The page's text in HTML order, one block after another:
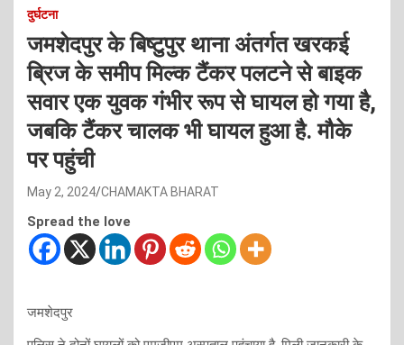
दुर्घटना
जमशेदपुर के बिष्टुपुर थाना अंतर्गत खरकई
ब्रिज के समीप मिल्क टैंकर पलटने से बाइक
सवार एक युवक गंभीर रूप से घायल हो गया है,
जबकि टैंकर चालक भी घायल हुआ है. मौके
पर पहुंची
May 2, 2024 CHAMAKTA BHARAT
Spread the love
जमशेदपुर